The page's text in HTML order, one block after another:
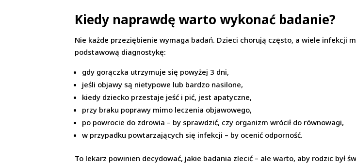
Kiedy naprawdę warto wykonać badanie?
Nie każde przeziębienie wymaga badań. Dzieci chorują często, a wiele infekcji
podstawową diagnostykę:
gdy gorączka utrzymuje się powyżej 3 dni,
jeśli objawy są nietypowe lub bardzo nasilone,
kiedy dziecko przestaje jeść i pić, jest apatyczne,
przy braku poprawy mimo leczenia objawowego,
po powrocie do zdrowia – by sprawdzić, czy organizm wrócił do równowagi,
w przypadku powtarzających się infekcji – by ocenić odporność.
To lekarz powinien decydować, jakie badania zlecić – ale warto, aby rodzic był